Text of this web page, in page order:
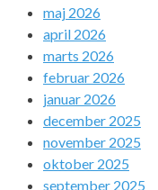
maj 2026
april 2026
marts 2026
februar 2026
januar 2026
december 2025
november 2025
oktober 2025
september 2025